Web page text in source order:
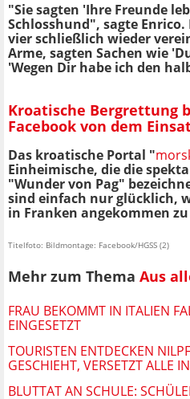
"Sie sagten 'Ihre Freunde
Schlosshund", sagte
vier schließlich wieder
Arme, sagten Sachen wie
'Wegen Dir habe ich den
Kroatische Bergrettung
Facebook von dem
Das kroatische Portal "
Einheimische, die die
"Wunder von Pag"
sind einfach nur glücklich,
in Franken angekommen
Titelfoto: Bildmontage: Facebook/HGSS (2)
Mehr zum Thema Aus
FRAU BEKOMMT IN ITALIEN
EINGESETZT
TOURISTEN ENTDECKEN
GESCHIEHT, VERSETZT ALLE
BLUTTAT AN SCHULE: